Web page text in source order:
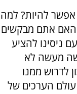
להיות? למה
האם אתם מבקשים
ניסינו להציע
מעשה לא
לדרוש ממנו
עולם הערכים של